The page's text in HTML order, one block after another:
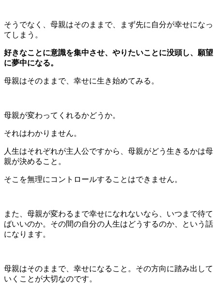
そうでなく、母親はそのままで、まず先に自分が幸せになっ
てしまう。
好きなことに意識を集中させ、やりたいことに没頭し、願望
に夢中になる。
母親はそのままで、幸せに生き始めてみる。
母親が変わってくれるかどうか。
それはわかりません。
人生はそれぞれが主人公ですから、母親がどう生きるかは母
親が決めること。
そこを無理にコントロールすることはできません。
また、母親が変わるまで幸せになれないなら、いつまで待て
ばいいのか。その間の自分の人生はどうするのか、という話
になります。
母親はそのままで、幸せになること。その方向に踏み出して
いくことが大切なのです。